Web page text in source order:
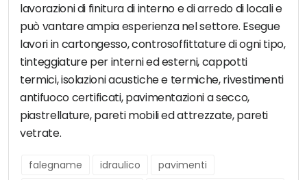
lavorazioni di finitura di interno e di arredo di locali e
può vantare ampia esperienza nel settore. Esegue
lavori in cartongesso, controsoffittature di ogni tipo,
tinteggiature per interni ed esterni, cappotti
termici, isolazioni acustiche e termiche, rivestimenti
antifuoco certificati, pavimentazioni a secco,
piastrellature, pareti mobili ed attrezzate, pareti
vetrate.
falegname idraulico pavimenti